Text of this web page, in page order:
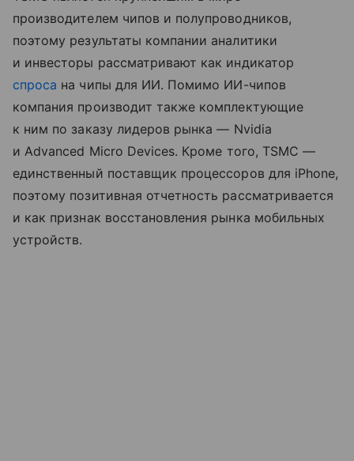
производителем чипов и полупроводников,
поэтому результаты компании аналитики
и инвесторы рассматривают как индикатор
спроса на чипы для ИИ. Помимо ИИ-чипов
компания производит также комплектующие
к ним по заказу лидеров рынка — Nvidia
и Advanced Micro Devices. Кроме того, TSMC —
единственный поставщик процессоров для iPhone,
поэтому позитивная отчетность рассматривается
и как признак восстановления рынка мобильных
устройств.